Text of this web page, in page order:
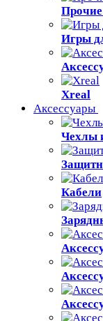
Игры
Xreal
Аксессуары
Чехлы
Кабели